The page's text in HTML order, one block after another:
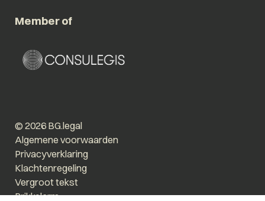
Member of
© 2026 BG.legal
Algemene voorwaarden
Privacyverklaring
Klachtenregeling
Vergroot tekst
Prikkelarm